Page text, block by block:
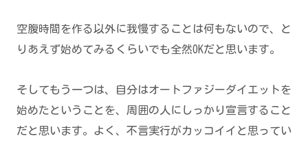
空腹時間を作る以外に我慢することは何もないので、と
りあえず始めてみるくらいでも全然OKだと思います。
そしてもう一つは、自分はオートファジーダイエットを
始めたということを、周囲の人にしっかり宣言すること
だと思います。よく、不言実行がカッコイイと思ってい